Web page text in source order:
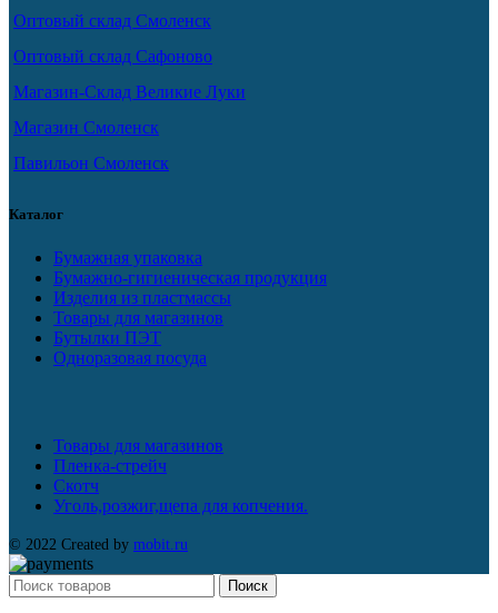
Оптовый склад Смоленск
Оптовый склад Сафоново
Магазин-Склад Великие Луки
Магазин Смоленск
Павильон Смоленск
Каталог
Бумажная упаковка
Бумажно-гигиеническая продукция
Изделия из пластмассы
Товары для магазинов
Бутылки ПЭТ
Одноразовая посуда
Товары для магазинов
Пленка-стрейч
Скотч
Уголь,розжиг,щепа для копчения.
© 2022 Created by mobit.ru
Поиск